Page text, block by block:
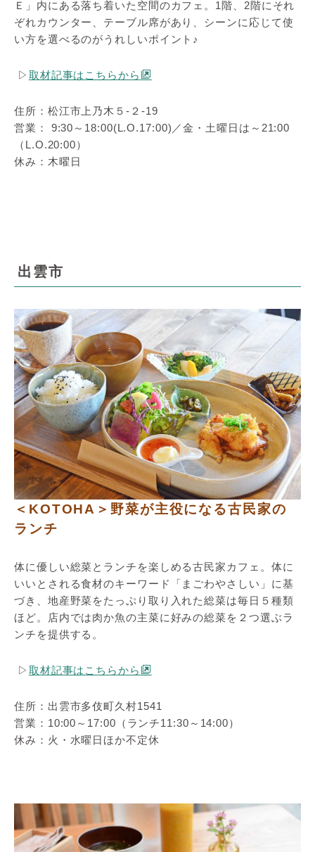
Ｅ」内にある落ち着いた空間のカフェ。1階、2階にそれ
ぞれカウンター、テーブル席があり、シーンに応じて使
い方を選べるのがうれしいポイント♪
▷ 取材記事はこちらから
住所：松江市上乃木５-２-19
営業： 9:30～18:00(L.O.17:00)／金・土曜日は～21:00
（L.O.20:00）
休み：木曜日
出雲市
＜KOTOHA＞野菜が主役になる古民家の
ランチ
体に優しい総菜とランチを楽しめる古民家カフェ。体に
いいとされる食材のキーワード「まごわやさしい」に基
づき、地産野菜をたっぷり取り入れた総菜は毎日５種類
ほど。店内では肉か魚の主菜に好みの総菜を２つ選ぶラ
ンチを提供する。
▷ 取材記事はこちらから
住所：出雲市多伎町久村1541
営業：10:00～17:00（ランチ11:30～14:00）
休み：火・水曜日ほか不定休